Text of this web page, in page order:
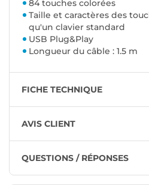
84 touches colorées
Taille et caractères des
qu'un clavier standard
USB Plug&Play
Longueur du câble : 1.5 m
FICHE TECHNIQUE
AVIS CLIENT
QUESTIONS / RÉPONSES